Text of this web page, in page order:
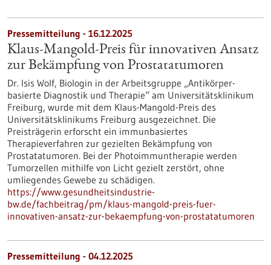
Pressemitteilung - 16.12.2025
Klaus-Mangold-Preis für innovativen Ansatz
zur Bekämpfung von Prostatatumoren
Dr. Isis Wolf, Biologin in der Arbeitsgruppe „Antikörper-
basierte Diagnostik und Therapie“ am Universitätsklinikum
Freiburg, wurde mit dem Klaus-Mangold-Preis des
Universitätsklinikums Freiburg ausgezeichnet. Die
Preisträgerin erforscht ein immunbasiertes
Therapieverfahren zur gezielten Bekämpfung von
Prostatatumoren. Bei der Photoimmuntherapie werden
Tumorzellen mithilfe von Licht gezielt zerstört, ohne
umliegendes Gewebe zu schädigen.
https://www.gesundheitsindustrie-
bw.de/fachbeitrag/pm/klaus-mangold-preis-fuer-
innovativen-ansatz-zur-bekaempfung-von-prostatatumoren
Pressemitteilung - 04.12.2025